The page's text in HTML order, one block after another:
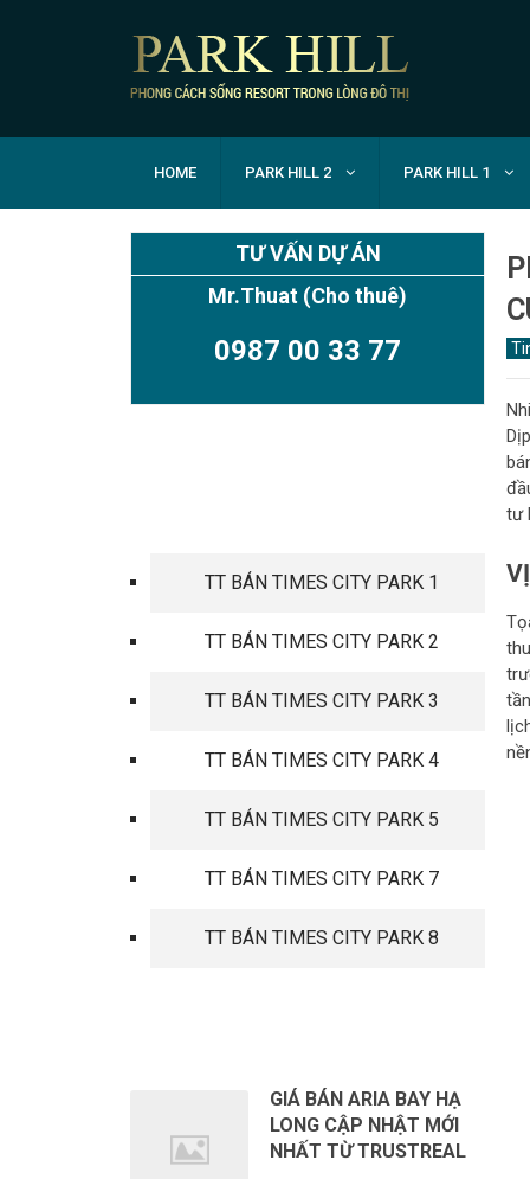
HOME PARK HILL 2 PARK HILL 1
tư
TƯ VẤN DỰ ÁN
Mr.Thuat (Cho thuê)
0987 00 33 77
TT BÁN TIMES CITY PARK 1
TT BÁN TIMES CITY PARK 2
TT BÁN TIMES CITY PARK 3
TT BÁN TIMES CITY PARK 4
TT BÁN TIMES CITY PARK 5
TT BÁN TIMES CITY PARK 7
TT BÁN TIMES CITY PARK 8
GIÁ BÁN ARIA BAY HẠ
LONG CẬP NHẬT MỚI
NHẤT TỪ TRUSTREAL